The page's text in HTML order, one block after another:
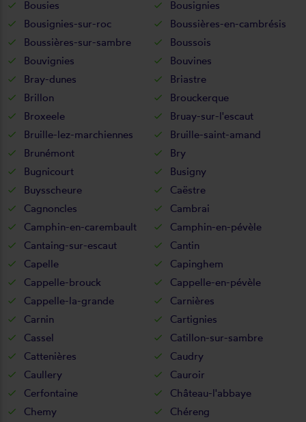
Bousies
Bousignies
Bousignies-sur-roc
Boussières-en-cambrésis
Boussières-sur-sambre
Boussois
Bouvignies
Bouvines
Bray-dunes
Briastre
Brillon
Brouckerque
Broxeele
Bruay-sur-l'escaut
Bruille-lez-marchiennes
Bruille-saint-amand
Brunémont
Bry
Bugnicourt
Busigny
Buysscheure
Caëstre
Cagnoncles
Cambrai
Camphin-en-carembault
Camphin-en-pévèle
Cantaing-sur-escaut
Cantin
Capelle
Capinghem
Cappelle-brouck
Cappelle-en-pévèle
Cappelle-la-grande
Carnières
Carnin
Cartignies
Cassel
Catillon-sur-sambre
Cattenières
Caudry
Caullery
Cauroir
Cerfontaine
Château-l'abbaye
Chemy
Chéreng